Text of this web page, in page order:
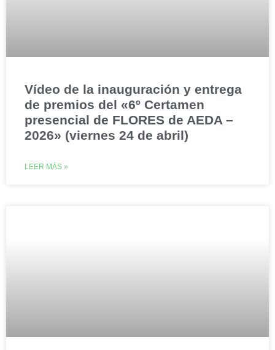
Vídeo de la inauguración y entrega
de premios del «6º Certamen
presencial de FLORES de AEDA –
2026» (viernes 24 de abril)
LEER MÁS »